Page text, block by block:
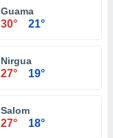
Guama
30° 21°
Nirgua
27° 19°
Salom
27° 18°